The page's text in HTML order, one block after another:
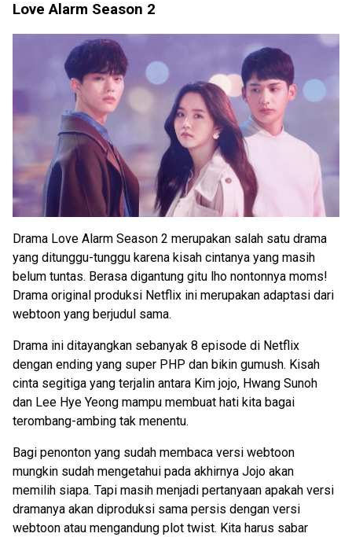
Love Alarm Season 2
Drama Love Alarm Season 2 merupakan salah satu drama
yang ditunggu-tunggu karena kisah cintanya yang masih
belum tuntas. Berasa digantung gitu lho nontonnya moms!
Drama original produksi Netflix ini merupakan adaptasi dari
webtoon yang berjudul sama.
Drama ini ditayangkan sebanyak 8 episode di Netflix
dengan ending yang super PHP dan bikin gumush. Kisah
cinta segitiga yang terjalin antara Kim jojo, Hwang Sunoh
dan Lee Hye Yeong mampu membuat hati kita bagai
terombang-ambing tak menentu.
Bagi penonton yang sudah membaca versi webtoon
mungkin sudah mengetahui pada akhirnya Jojo akan
memilih siapa. Tapi masih menjadi pertanyaan apakah versi
dramanya akan diproduksi sama persis dengan versi
webtoon atau mengandung plot twist. Kita harus sabar